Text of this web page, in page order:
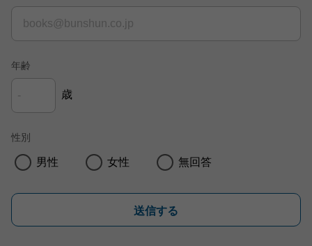
年齢
歳
性別
男性 女性 無回答
送信する